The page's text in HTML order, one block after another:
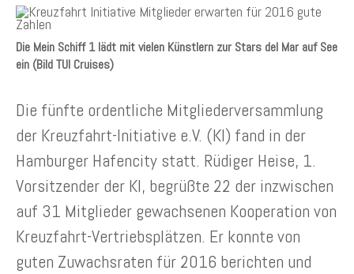
Die Mein Schiff 1 lädt mit vielen Künstlern zur Stars del Mar auf See
ein (Bild TUI Cruises)
Die fünfte ordentliche Mitgliederversammlung
der Kreuzfahrt-Initiative e.V. (KI) fand in der
Hamburger Hafencity statt. Rüdiger Heise, 1.
Vorsitzender der KI, begrüßte 22 der inzwischen
auf 31 Mitglieder gewachsenen Kooperation von
Kreuzfahrt-Vertriebsplätzen. Er konnte von
guten Zuwachsraten für 2016 berichten und